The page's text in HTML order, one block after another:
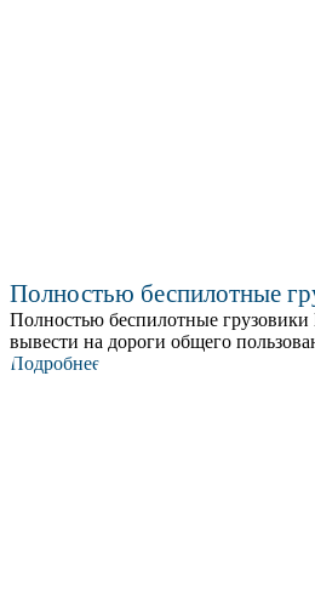
Полностью беспилотные
Полностью беспилотные
вывести на дороги общего
Подробнее